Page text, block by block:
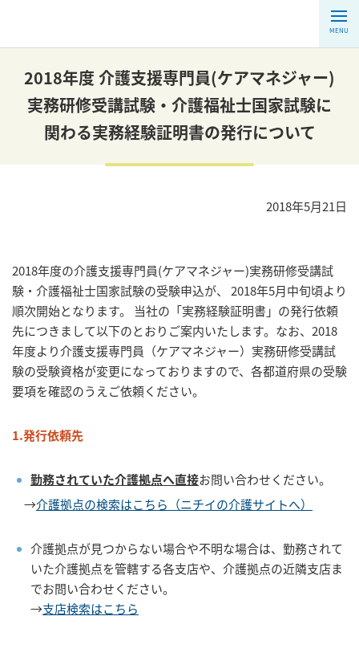
MENU
2018年度 介護支援専門員(ケアマネジャー)
実務研修受講試験・介護福祉士国家試験に
関わる実務経験証明書の発行について
2018年5月21日
2018年度の介護支援専門員(ケアマネジャー)実務研修受講試
験・介護福祉士国家試験の受験申込が、 2018年5月中旬頃より
順次開始となります。 当社の「実務経験証明書」の発行依頼
先につきまして以下のとおりご案内いたします。なお、2018
年度より介護支援専門員（ケアマネジャー）実務研修受講試
験の受験資格が変更になっておりますので、各都道府県の受験
要項を確認のうえご依頼ください。
1.発行依頼先
勤務されていた介護拠点へ直接お問い合わせください。
→介護拠点の検索はこちら（ニチイの介護サイトへ）
介護拠点が見つからない場合や不明な場合は、勤務されて
いた介護拠点を管轄する各支店や、介護拠点の近隣支店ま
でお問い合わせください。
→支店検索はこちら